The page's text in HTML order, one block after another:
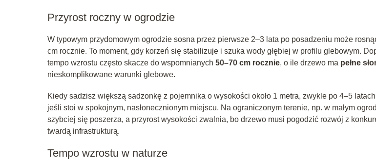
Przyrost roczny w ogrodzie
W typowym przydomowym ogrodzie sosna przez pierwsze 2–3 lata po posadzeniu może
cm rocznie. To moment, gdy korzeń się stabilizuje i szuka wody głębiej w profilu glebowym.
tempo wzrostu często skacze do wspomnianych 50–70 cm rocznie, o ile drzewo ma pełne
nieskomplikowane warunki glebowe.
Kiedy sadzisz większą sadzonkę z pojemnika o wysokości około 1 metra, zwykle po 4–5
jeśli stoi w spokojnym, nasłonecznionym miejscu. Na ograniczonym terenie, np. w małym
szybciej się poszerza, a przyrost wysokości zwalnia, bo drzewo musi pogodzić rozwój z
twardą infrastrukturą.
Tempo wzrostu w naturze